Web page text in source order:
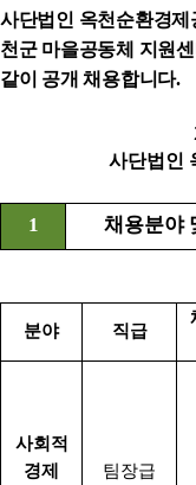
사단법인 옥천순환경
천군 마을공동체 지원
같이 공개 채용합니다.
사단법인
1 채용분야
분야 직급
사회적
경제
팀장급